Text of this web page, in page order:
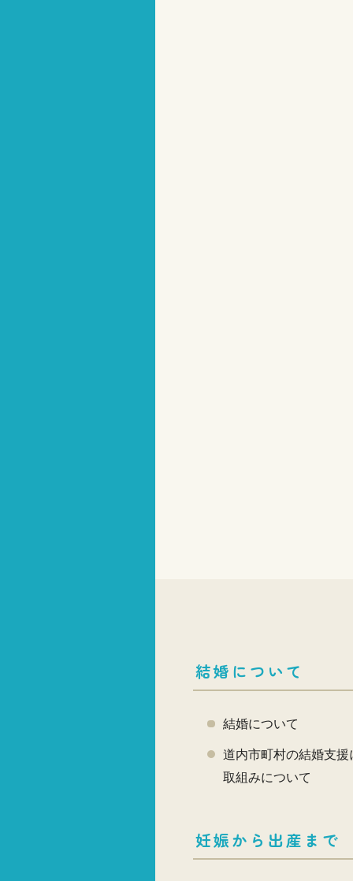
結婚について
結婚について
道内市町村の結婚支援
取組みについて
妊娠から出産まで